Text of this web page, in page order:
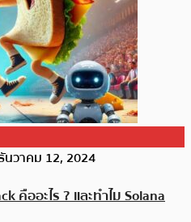
นวาคม 12, 2024
คืออะไร ? และทำไม Solana